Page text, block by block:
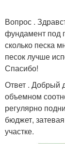
Вопрос .
фундамент под
сколько песка
песок лучше
Спасибо!
Ответ . Добрый
объемном
регулярно
бюджет,
участке.